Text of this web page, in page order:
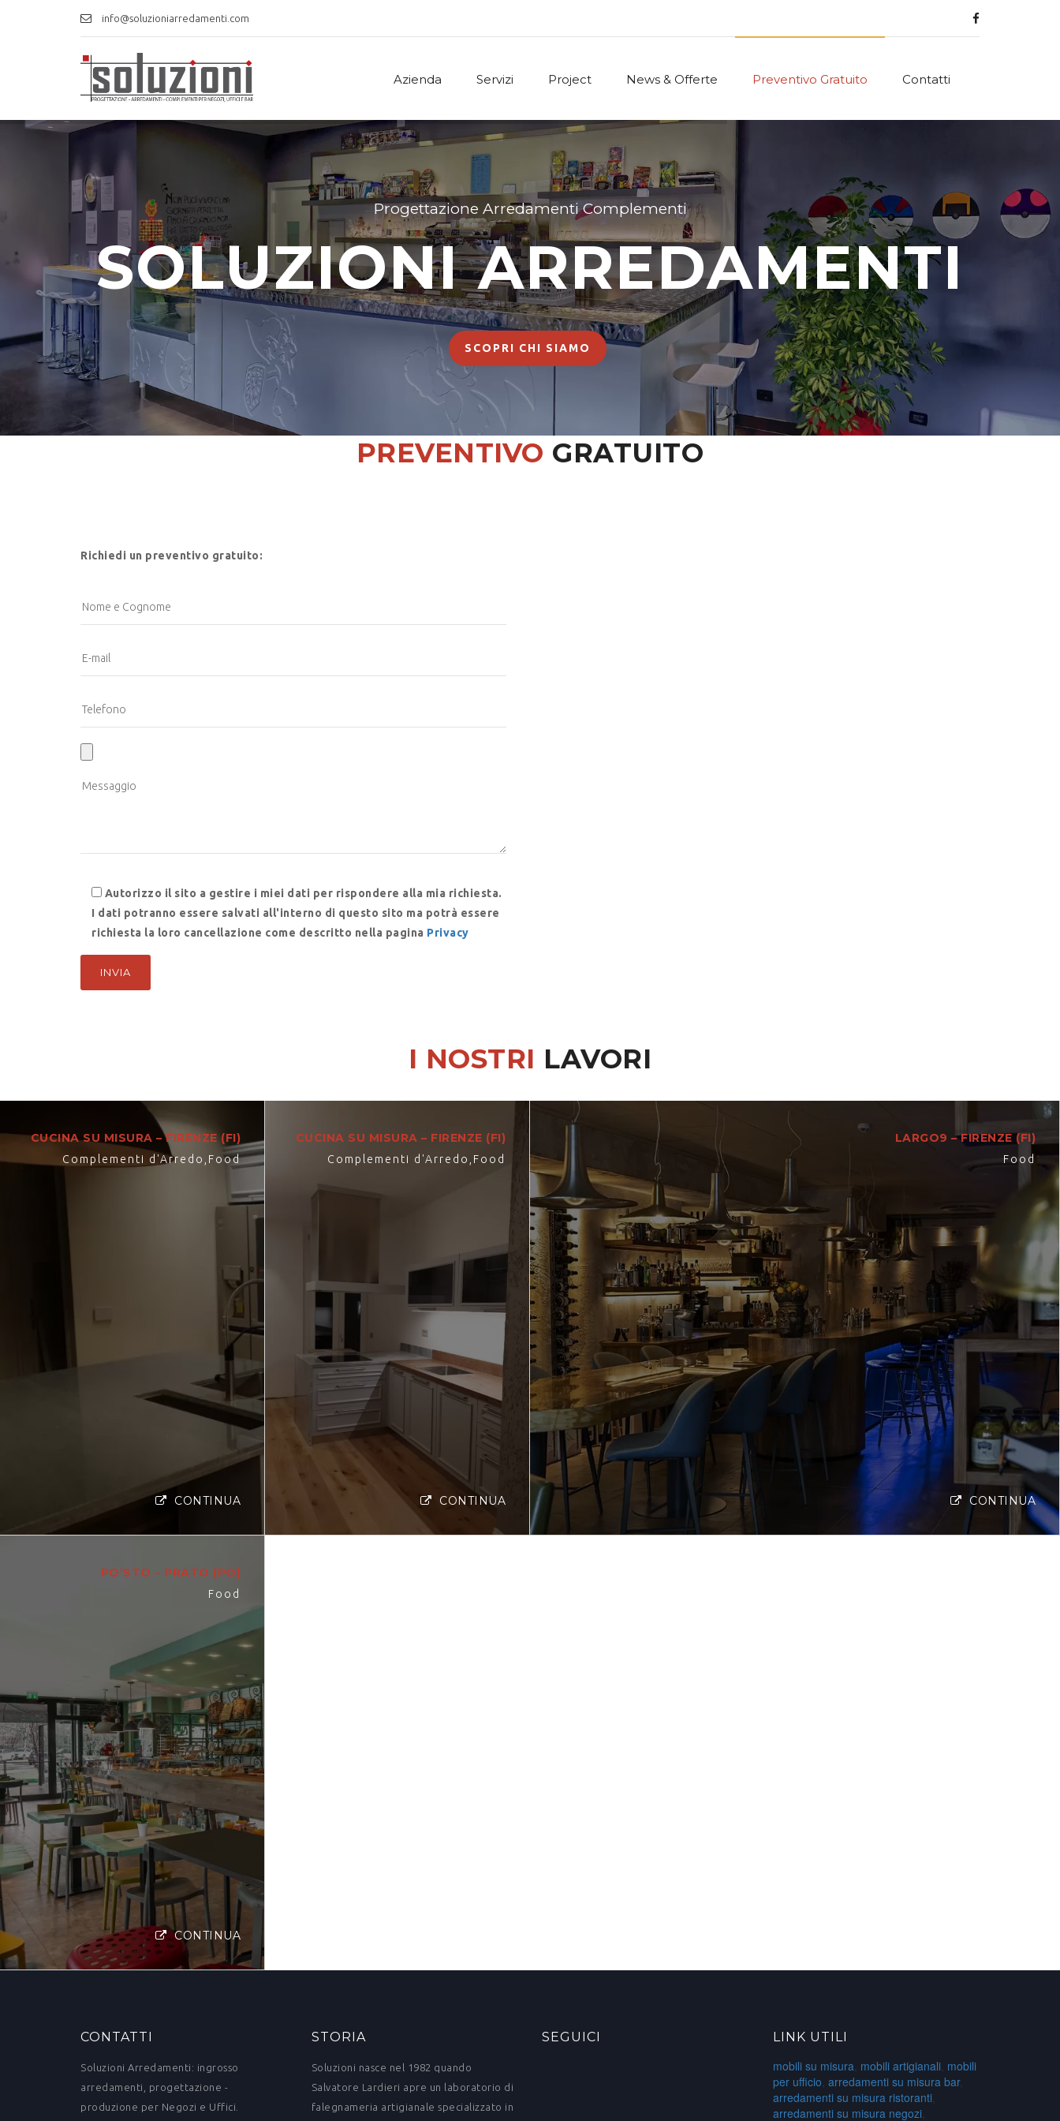
info@soluzioniarredamenti.com
Azienda Servizi Project News & Offerte Preventivo Gratuito Contatti
Progettazione Arredamenti Complementi
SOLUZIONI ARREDAMENTI
SCOPRI CHI SIAMO
PREVENTIVO GRATUITO
Richiedi un preventivo gratuito:
Autorizzo il sito a gestire i miei dati per rispondere alla mia richiesta.
I dati potranno essere salvati all'interno di questo sito ma potrà essere
richiesta la loro cancellazione come descritto nella pagina Privacy
I NOSTRI LAVORI
CUCINA SU MISURA – FIRENZE (FI)
Complementi d'Arredo , Food
CONTINUA
CUCINA SU MISURA – FIRENZE (FI)
Complementi d'Arredo , Food
CONTINUA
LARGO9 – FIRENZE (FI)
Food
CONTINUA
PO’STO – PRATO (PO)
Food
CONTINUA
CONTATTI
Soluzioni Arredamenti: ingrosso
arredamenti, progettazione -
produzione per Negozi e Uffici.
STORIA
Soluzioni nasce nel 1982 quando
Salvatore Lardieri apre un laboratorio di
falegnameria artigianale specializzato in
SEGUICI LINK UTILI
mobili su misura, mobili artigianali, mobili
per ufficio arredamenti su misura bar,
arredamenti su misura ristoranti,
arredamenti su misura negozi,